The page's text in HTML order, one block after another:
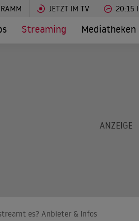
JETZT IM TV 20:15
Streaming Mediatheken
es? Anbieter & Infos